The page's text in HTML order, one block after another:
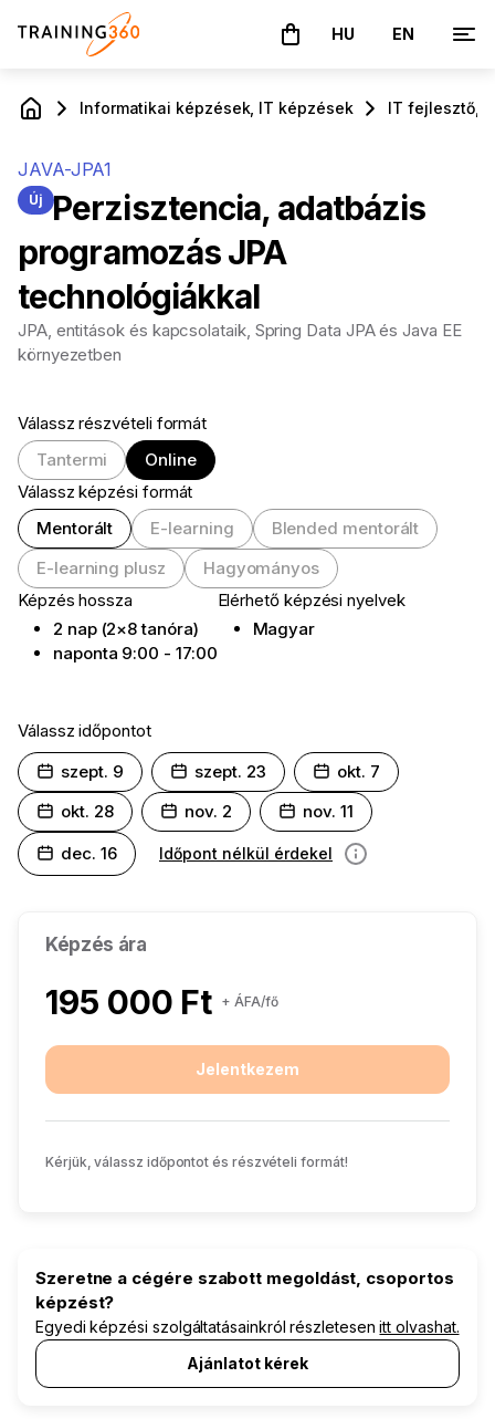
A kosár üres
HU EN
Informatikai képzések, IT képzések IT fejlesztő,
JAVA-JPA1
Új Perzisztencia, adatbázis
programozás JPA
technológiákkal
JPA, entitások és kapcsolataik, Spring Data JPA és Java EE
környezetben
Válassz részvételi formát
Tantermi
Online
Válassz képzési formát
Mentorált
E-learning
Blended mentorált
E-learning plusz
Hagyományos
Képzés hossza
2 nap (2×8 tanóra)
naponta 9:00 - 17:00
Elérhető képzési nyelvek
Magyar
Válassz időpontot
szept. 9
szept. 23
okt. 7
okt. 28
nov. 2
nov. 11
dec. 16
Időpont nélkül érdekel
információ
Képzés ára
195 000 Ft + ÁFA/fő
Jelentkezem
Kérjük, válassz időpontot és részvételi formát!
Szeretne a cégére szabott megoldást, csoportos
képzést?
Egyedi képzési szolgáltatásainkról részletesenitt olvashat.
Ajánlatot kérek